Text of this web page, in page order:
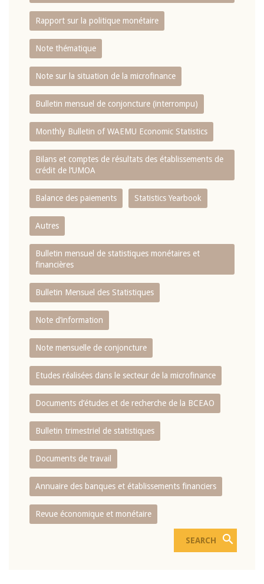
Rapport sur la politique monétaire
Note thématique
Note sur la situation de la microfinance
Bulletin mensuel de conjoncture (interrompu)
Monthly Bulletin of WAEMU Economic Statistics
Bilans et comptes de résultats des établissements de
crédit de l‘UMOA
Balance des paiements Statistics Yearbook
Autres
Bulletin mensuel de statistiques monétaires et
financières
Bulletin Mensuel des Statistiques
Note d’information
Note mensuelle de conjoncture
Etudes réalisées dans le secteur de la microfinance
Documents d’études et de recherche de la BCEAO
Bulletin trimestriel de statistiques
Documents de travail
Annuaire des banques et établissements financiers
Revue économique et monétaire